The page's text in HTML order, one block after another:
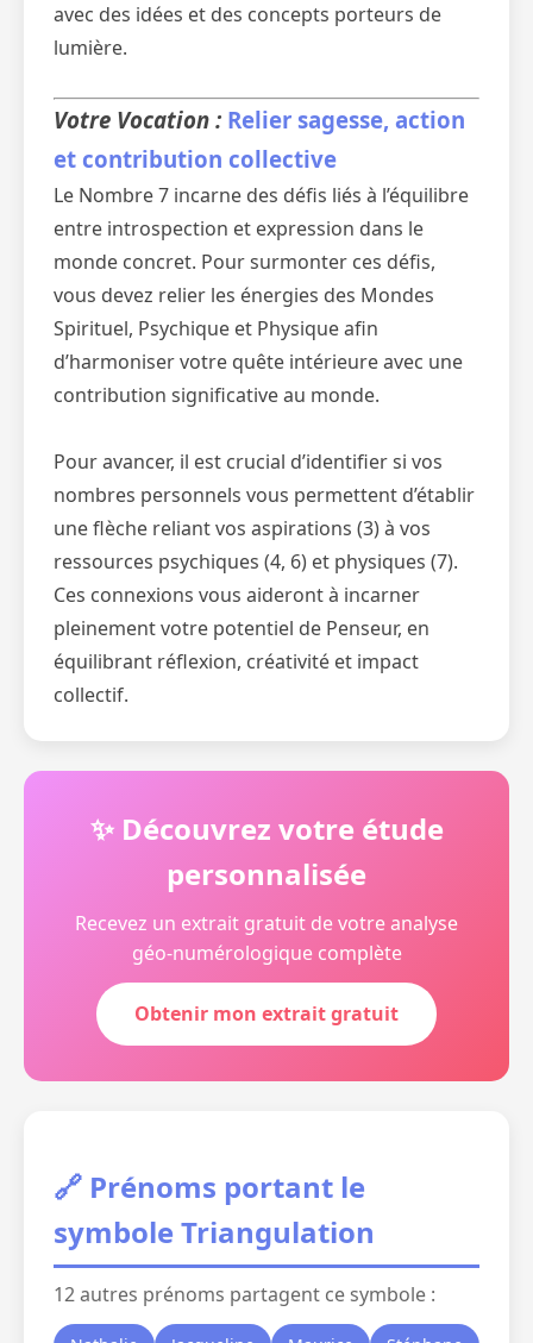
avec des idées et des concepts porteurs de
lumière.
Votre Vocation : Relier sagesse, action
et contribution collective
Le Nombre 7 incarne des défis liés à l’équilibre
entre introspection et expression dans le
monde concret. Pour surmonter ces défis,
vous devez relier les énergies des Mondes
Spirituel, Psychique et Physique afin
d’harmoniser votre quête intérieure avec une
contribution significative au monde.
Pour avancer, il est crucial d’identifier si vos
nombres personnels vous permettent d’établir
une flèche reliant vos aspirations (3) à vos
ressources psychiques (4, 6) et physiques (7).
Ces connexions vous aideront à incarner
pleinement votre potentiel de Penseur, en
équilibrant réflexion, créativité et impact
collectif.
✨ Découvrez votre étude
personnalisée
Recevez un extrait gratuit de votre analyse
géo-numérologique complète
Obtenir mon extrait gratuit
🔗 Prénoms portant le
symbole Triangulation
12 autres prénoms partagent ce symbole :